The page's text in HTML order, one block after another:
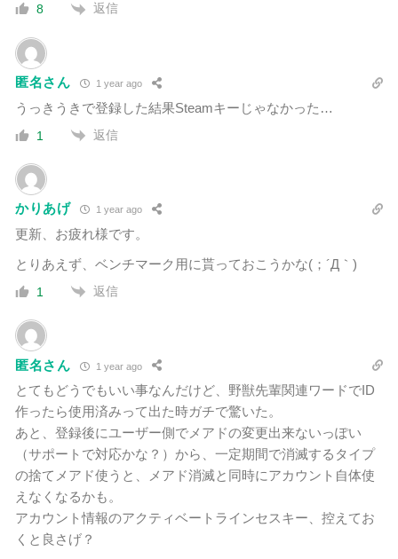
8 返信
匿名さん 1 year ago
うっきうきで登録した結果Steamキーじゃなかった…
1 返信
かりあげ 1 year ago
更新、お疲れ様です。
とりあえず、ベンチマーク用に貰っておこうかな(；´Д｀)
1 返信
匿名さん 1 year ago
とてもどうでもいい事なんだけど、野獣先輩関連ワードでID
作ったら使用済みって出た時ガチで驚いた。
あと、登録後にユーザー側でメアドの変更出来ないっぽい
（サポートで対応かな？）から、一定期間で消滅するタイプ
の捨てメアド使うと、メアド消滅と同時にアカウント自体使
えなくなるかも。
アカウント情報のアクティベートラインセスキー、控えてお
くと良さげ？